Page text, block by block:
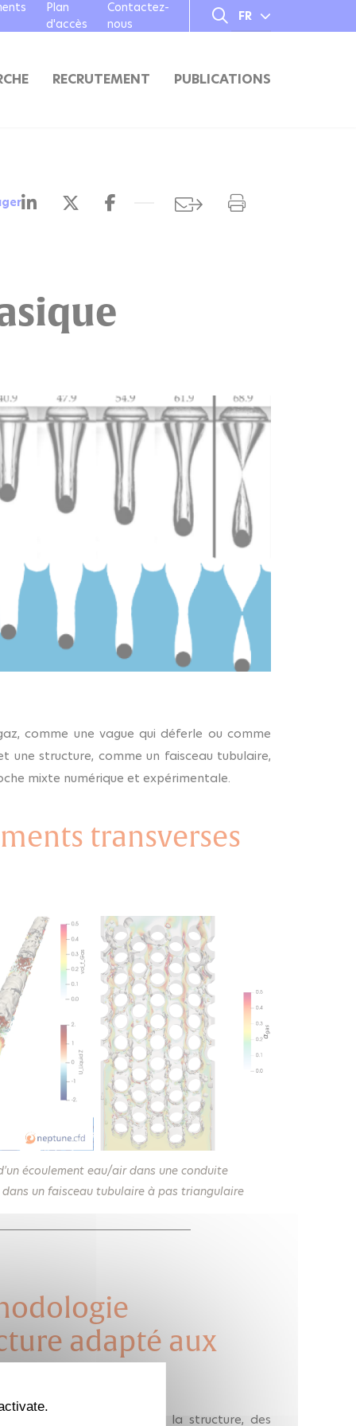
Plan
d'accès
Contactez-
nous
FR
RECRUTEMENT PUBLICATIONS
comme une vague qui déferle ou comme
une structure, comme un faisceau tubulaire,
mixte numérique et expérimentale.
transverses
écoulement eau/air dans une conduite
dans un faisceau tubulaire à pas triangulaire
adapté aux
diphasique sur la structure, des